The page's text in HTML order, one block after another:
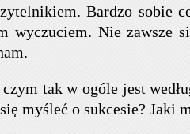
Bardzo sobie
wyczuciem. Nie zawsze
tak w ogóle jest
myśleć o sukcesie? Jaki